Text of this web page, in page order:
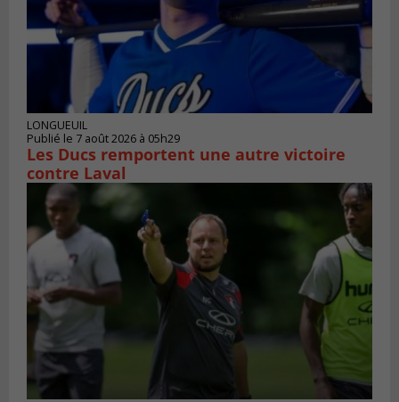
LONGUEUIL
Publié le 7 août 2026 à 05h29
Les Ducs remportent une autre victoire
contre Laval